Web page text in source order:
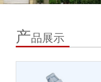
产品展示